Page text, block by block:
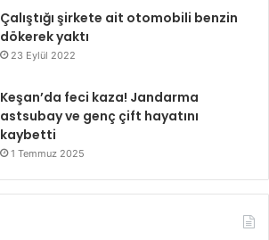
Çalıştığı şirkete ait otomobili benzin
dökerek yaktı
23 Eylül 2022
Keşan’da feci kaza! Jandarma
astsubay ve genç çift hayatını
kaybetti
1 Temmuz 2025